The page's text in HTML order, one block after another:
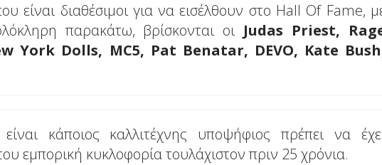
είναι διαθέσιμοι για να εισέλθουν στο Hall Of Fame,
παρακάτω, βρίσκονται οι Judas Priest,
York Dolls, MC5, Pat Benatar, DEVO, Kate
κάποιος καλλιτέχνης υποψήφιος πρέπει να
εμπορική κυκλοφορία τουλάχιστον πριν 25 χρόνια.